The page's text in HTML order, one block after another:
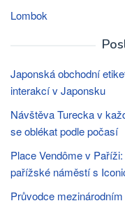
Lombok
Japonská obchodní
interakcí v Japonsku
Návštěva Turecka v
se oblékat podle počasí
Place Vendôme v
pařížské náměstí s
Průvodce